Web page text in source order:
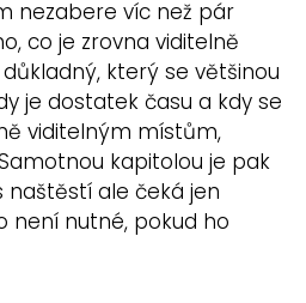
nezabere víc než pár
co je zrovna viditelně
který se většinou
je dostatek času a kdy se
viditelným místům,
kapitolou je pak
naštěstí ale čeká jen
není nutné, pokud ho